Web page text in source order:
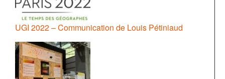
UGI 2022 – Communication de Louis Pétiniaud